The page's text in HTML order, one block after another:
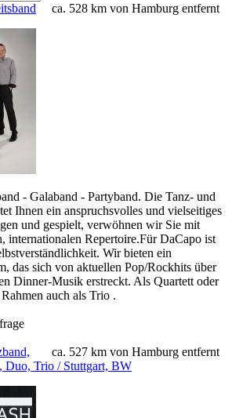
ca. 528 km von Hamburg entfernt
- Galaband - Partyband. Die Tanz- und
Ihnen ein anspruchsvolles und vielseitiges
und gespielt, verwöhnen wir Sie mit
internationalen Repertoire.Für DaCapo ist
Wir bieten ein
das sich von aktuellen Pop/Rockhits über
Dinner-Musik erstreckt. Als Quartett oder
auch als Trio .
ca. 527 km von Hamburg entfernt
Duo, Trio / Stuttgart, BW